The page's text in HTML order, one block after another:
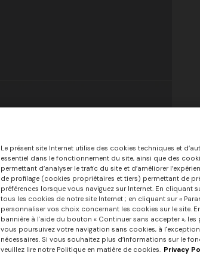
Le présent site Internet utilise des cookies techniques et
essentiel dans le fonctionnement du site, ainsi que des
permettant d’analyser le trafic du site et d’améliorer
de profilage (cookies propriétaires et tiers) permettant de
préférences lorsque vous naviguez sur Internet. En cliquant
tous les cookies de notre site Internet ; en cliquant sur «
personnaliser vos choix concernant les cookies sur le site.
bannière à l'aide du bouton « Continuer sans accepter »,
vous poursuivez votre navigation sans cookies, à
nécessaires. Si vous souhaitez plus d’informations sur le
veuillez lire notre Politique en matière de cookies. Privacy